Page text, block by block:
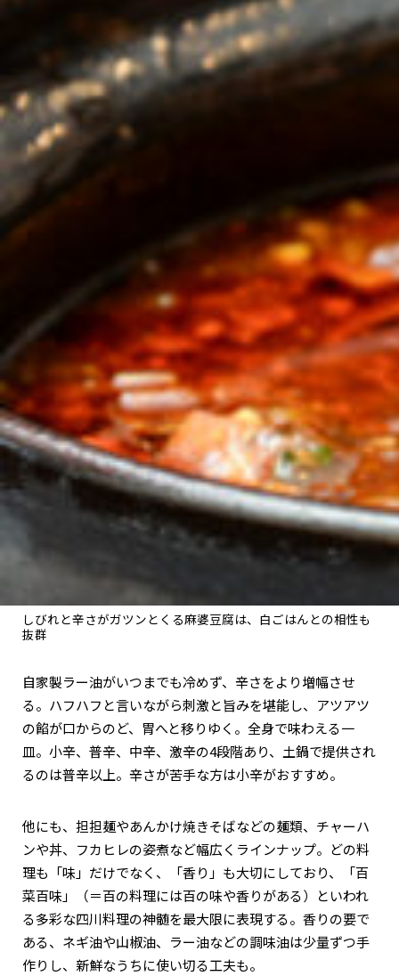
しびれと辛さがガツンとくる麻婆豆腐は、白ごはんとの相性も
抜群
自家製ラー油がいつまでも冷めず、辛さをより増幅させ
る。ハフハフと言いながら刺激と旨みを堪能し、アツアツ
の餡が口からのど、胃へと移りゆく。全身で味わえる一
皿。小辛、普辛、中辛、激辛の4段階あり、土鍋で提供され
るのは普辛以上。辛さが苦手な方は小辛がおすすめ。
他にも、担担麺やあんかけ焼きそばなどの麺類、チャーハ
ンや丼、フカヒレの姿煮など幅広くラインナップ。どの料
理も「味」だけでなく、「香り」も大切にしており、「百
菜百味」（＝百の料理には百の味や香りがある）といわれ
る多彩な四川料理の神髄を最大限に表現する。香りの要で
ある、ネギ油や山椒油、ラー油などの調味油は少量ずつ手
作りし、新鮮なうちに使い切る工夫も。